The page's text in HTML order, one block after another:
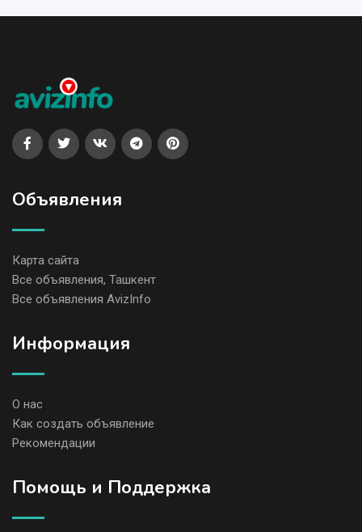
Объявления
Карта сайта
Все объявления, Ташкент
Все объявления AvizInfo
Информация
О нас
Как создать объявление
Рекомендации
Помощь и Поддержка